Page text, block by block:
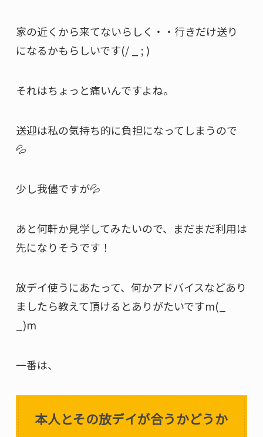
家の近くから来てないらしく・・行きだけ送り
になるかもらしいです(/ _ ; )
それはちょっと痛いんですよね。
送迎は私の気持ち的に負担になってしまうので
💦
少し我儘ですが💦
あと何軒か見学してみたいので、まだまだ利用は
先になりそうです！
放デイ使うにあたって、何かアドバイスなどあり
ましたら教えて頂けるとありがたいですm(_
_)m
一番は、
本人とその放デイが合うかどうか